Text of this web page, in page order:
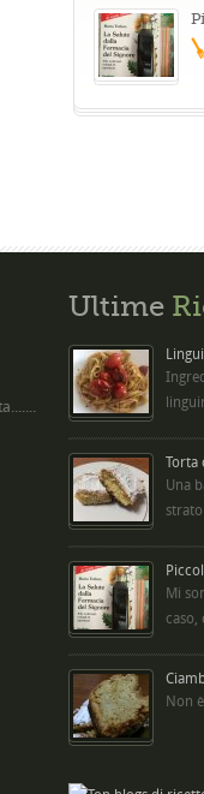
Ultime
Torta
Una
Mi
caso,
Non